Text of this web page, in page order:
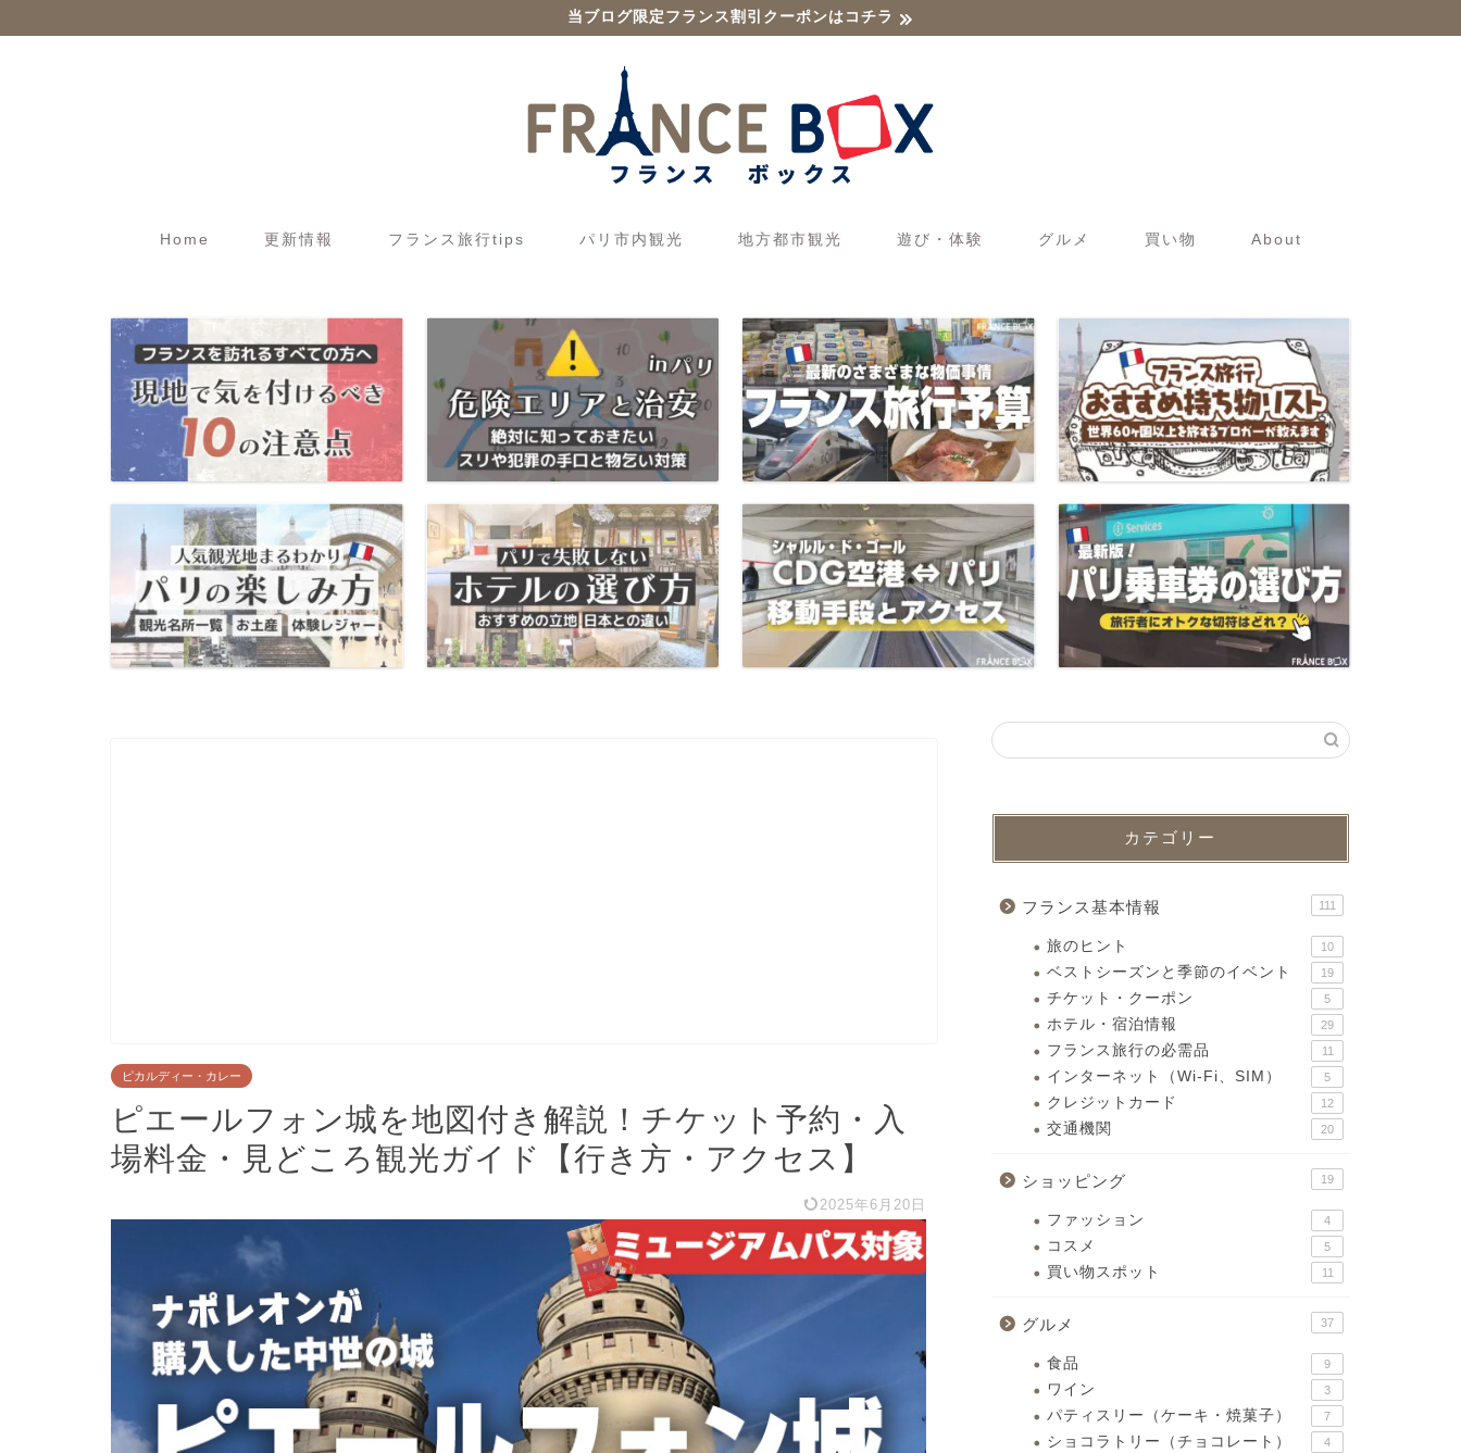
当ブログ限定フランス割引クーポンはコチラ
Home 更新情報 フランス旅行tips パリ市内観光 地方都市観光 遊び・体験 グルメ 買い物 About
ピカルディー・カレー
ピエールフォン城を地図付き解説！チケット予約・入
場料金・見どころ観光ガイド【行き方・アクセス】
2025年6月20日
カテゴリー
フランス基本情報 111
旅のヒント 10
ベストシーズンと季節のイベント 19
チケット・クーポン 5
ホテル・宿泊情報 29
フランス旅行の必需品 11
インターネット（Wi-Fi、SIM） 5
クレジットカード 12
交通機関 20
ショッピング 19
ファッション 4
コスメ 5
買い物スポット 11
グルメ 37
食品 9
ワイン 3
パティスリー（ケーキ・焼菓子） 7
ショコラトリー（チョコレート） 4